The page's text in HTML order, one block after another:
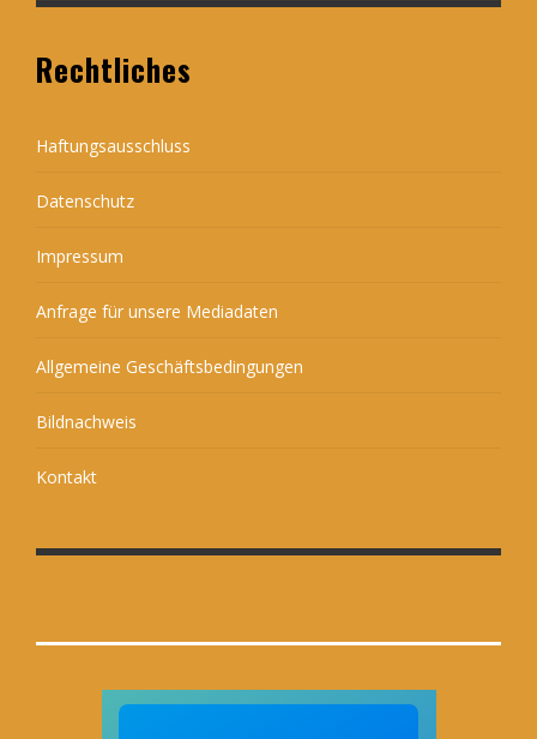
Rechtliches
Haftungsausschluss
Datenschutz
Impressum
Anfrage für unsere Mediadaten
Allgemeine Geschäftsbedingungen
Bildnachweis
Kontakt